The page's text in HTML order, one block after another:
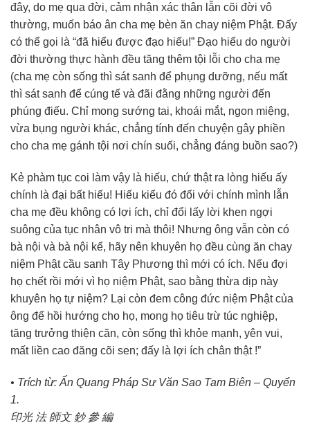
đây, do mẹ qua đời, cảm nhận xác thân lẫn cõi đời vô
thường, muốn báo ân cha mẹ bèn ăn chay niệm Phật. Đấy
có thể gọi là “đã hiểu được đạo hiếu!” Đạo hiếu do người
đời thường thực hành đều tăng thêm tội lỗi cho cha mẹ
(cha mẹ còn sống thì sát sanh để phụng dưỡng, nếu mất
thì sát sanh để cúng tế và đãi đằng những người đến
phúng điếu. Chỉ mong sướng tai, khoái mắt, ngon miệng,
vừa bụng người khác, chẳng tính đến chuyện gây phiền
cho cha mẹ gánh tội nơi chín suối, chẳng đáng buồn sao?)
Kẻ phàm tục coi làm vậy là hiếu, chứ thật ra lòng hiếu ấy
chính là đại bất hiếu! Hiếu kiểu đó đối với chính mình lẫn
cha mẹ đều không có lợi ích, chỉ đổi lấy lời khen ngợi
suông của tục nhân vô tri mà thôi! Nhưng ông vẫn còn có
bà nội và bà nội kế, hãy nên khuyên họ đều cùng ăn chay
niệm Phật cầu sanh Tây Phương thì mới có ích. Nếu đợi
họ chết rồi mới vì họ niệm Phật, sao bằng thừa dịp này
khuyên họ tự niệm? Lại còn đem công đức niệm Phật của
ông để hồi hướng cho họ, mong họ tiêu trừ túc nghiệp,
tăng trưởng thiện căn, còn sống thì khỏe mạnh, yên vui,
mất liền cao đăng cõi sen; đấy là lợi ích chân thật !”
• Trích từ: Ấn Quang Pháp Sư Văn Sao Tam Biên – Quyển
1.
印光 法 師文 鈔 參 編